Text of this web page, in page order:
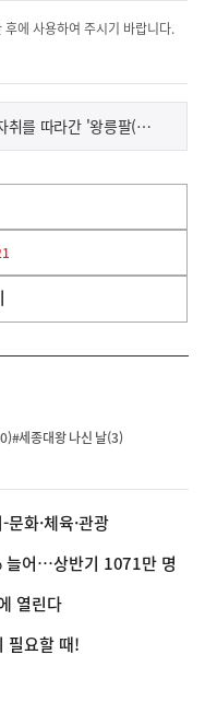
에 사용하여 주시기 바랍니다.
조선의 문을 열다, 태조 이성계의 발자취를 따라간 '왕릉팔(八)경'
#세종대왕 나신 날(3)
화·체육·관광
늘어…상반기 1071만 명
열린다
필요할 때!